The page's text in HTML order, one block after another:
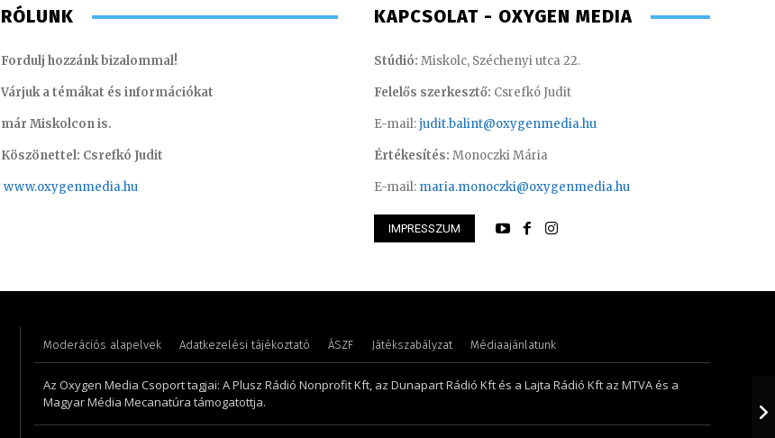
Szentgáthi Csaba – szerkesztő-riporter
RÓLUNK
Fordulj hozzánk bizalommal!
Várjuk a témákat és információkat
már Miskolcon is.
Köszönettel: Csrefkó Judit
www.oxygenmedia.hu
KAPCSOLAT - OXYGEN MEDIA
Stúdió: Miskolc, Széchenyi utca 22.
Felelős szerkesztő: Csrefkó Judit
E-mail:judit.balint@oxygenmedia.hu
Értékesítés: Monoczki Mária
E-mail: maria.monoczki@oxygenmedia.hu
IMPRESSZUM
Moderációs alapelvek Adatkezelési tájékoztató ÁSZF Játékszabályzat Médiaajánlatunk
Az Oxygen Media Csoport tagjai: A Plusz Rádió Nonprofit Kft, az Dunapart Rádió Kft és a Lajta Rádió Kft az MTVA és a
Magyar Média Mecanatúra támogatottja.